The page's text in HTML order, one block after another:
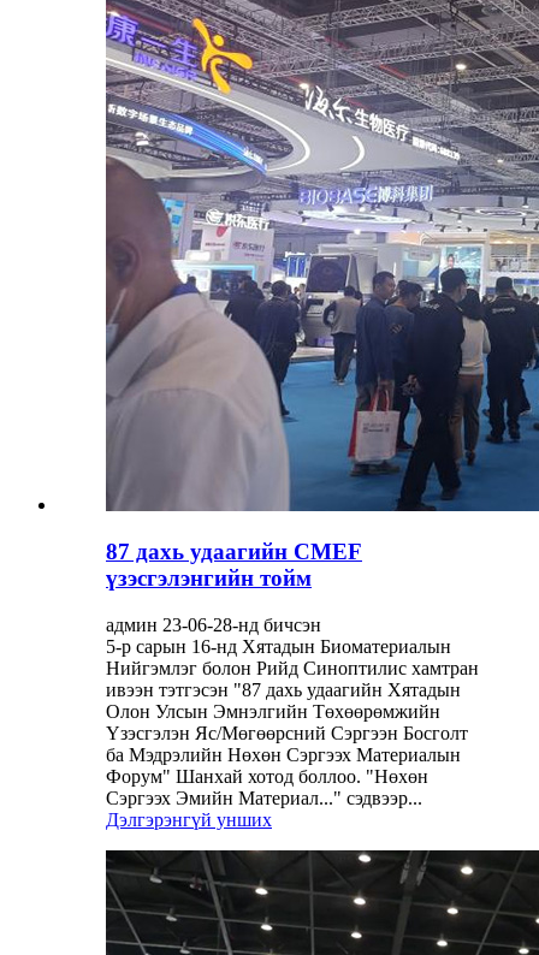
87 дахь удаагийн CMEF
үзэсгэлэнгийн тойм
админ 23-06-28-нд бичсэн
5-р сарын 16-нд Хятадын Биоматериалын
Нийгэмлэг болон Рийд Синоптилис хамтран
ивээн тэтгэсэн "87 дахь удаагийн Хятадын
Олон Улсын Эмнэлгийн Төхөөрөмжийн
Үзэсгэлэн Яс/Мөгөөрсний Сэргээн Босголт
ба Мэдрэлийн Нөхөн Сэргээх Материалын
Форум" Шанхай хотод боллоо. "Нөхөн
Сэргээх Эмийн Материал..." сэдвээр...
Дэлгэрэнгүй унших